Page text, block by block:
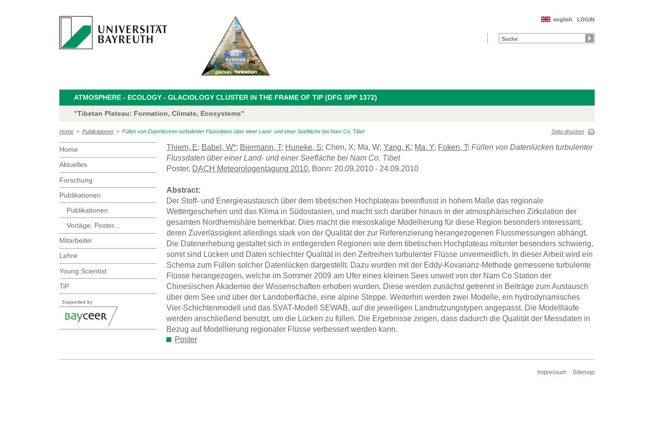
LOGIN
english
ATMOSPHERE - ECOLOGY - GLACIOLOGY CLUSTER IN THE FRAME OF TIP (DFG SPP 1372)
"Tibetan Plateau: Formation, Climate, Ecosystems"
Home > Publikationen > Füllen von Datenlücken turbulenter Flussdaten über einer Land- und einer Seefläche bei Nam Co, Tibet Seite drucken
Home
Aktuelles
Forschung
Publikationen
Publikationen
Vortäge, Poster...
Mitarbeiter
Lehre
Young Scientist
TiP
Thiem, E; Babel, W*; Biermann, T; Huneke, S; Chen, X; Ma, W; Yang, K; Ma, Y; Foken, T: Füllen von Datenlücken turbulenter
Flussdaten über einer Land- und einer Seefläche bei Nam Co, Tibet
Poster, DACH Meteorologentagung 2010, Bonn: 20.09.2010 - 24.09.2010
Abstract:
Der Stoff- und Energieaustausch über dem tibetischen Hochplateau beeinflusst in hohem Maße das regionale
Wettergeschehen und das Klima in Südostasien, und macht sich darüber hinaus in der atmosphärischen Zirkulation der
gesamten Nordhemishäre bemerkbar. Dies macht die mesoskalige Modellierung für diese Region besonders interessant,
deren Zuverlässigkeit allerdings stark von der Qualität der zur Referenzierung herangezogenen Flussmessungen abhängt.
Die Datenerhebung gestaltet sich in entlegenden Regionen wie dem tibetischen Hochplateau mitunter besonders schwierig,
somit sind Lücken und Daten schlechter Qualität in den Zeitreihen turbulenter Flüsse unvermeidlich. In dieser Arbeit wird ein
Schema zum Füllen solcher Datenlücken dargestellt. Dazu wurden mit der Eddy-Kovarianz-Methode gemessene turbulente
Flüsse herangezogen, welche im Sommer 2009 am Ufer eines kleinen Sees unweit von der Nam Co Station der
Chinesischen Akademie der Wissenschaften erhoben wurden. Diese werden zunächst getrennt in Beiträge zum Austausch
über dem See und über der Landoberfläche, eine alpine Steppe. Weiterhin werden zwei Modelle, ein hydrodynamisches
Vier-Schichtenmodell und das SVAT-Modell SEWAB, auf die jeweiligen Landnutzungstypen angepasst. Die Modellläufe
werden anschließend benutzt, um die Lücken zu füllen. Die Ergebnisse zeigen, dass dadurch die Qualität der Messdaten in
Bezug auf Modellierung regionaler Flüsse verbessert werden kann.
Poster
Impressum Sitemap